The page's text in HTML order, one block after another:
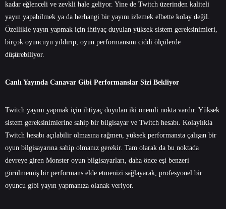
kadar eğlenceli ve zevkli hale geliyor. Yine de Twitch üzerinden kaliteli
yayın yapabilmek ya da herhangi bir yayını izlemek elbette kolay değil.
Özellikle yayın yapmak için ihtiyaç duyulan yüksek sistem gereksinimleri,
birçok oyuncuyu yıldırıp, oyun performansını ciddi ölçülerde
düşürebiliyor.
Canlı Yayında Canavar Gibi Performanslar Sizi Bekliyor
Twitch yayını yapmak için ihtiyaç duyulan iki önemli nokta vardır. Yüksek
sistem gereksinimlerine sahip bir bilgisayar ve Twitch hesabı. Kolaylıkla
Twitch hesabı açılabilir olmasına rağmen, yüksek performansta çalışan bir
oyun bilgisayarına sahip olmanız gerekir. Tam olarak da bu noktada
devreye giren Monster oyun bilgisayarları, daha önce eşi benzeri
görülmemiş bir performans elde etmenizi sağlayarak, profesyonel bir
oyuncu gibi yayın yapmanıza olanak veriyor.